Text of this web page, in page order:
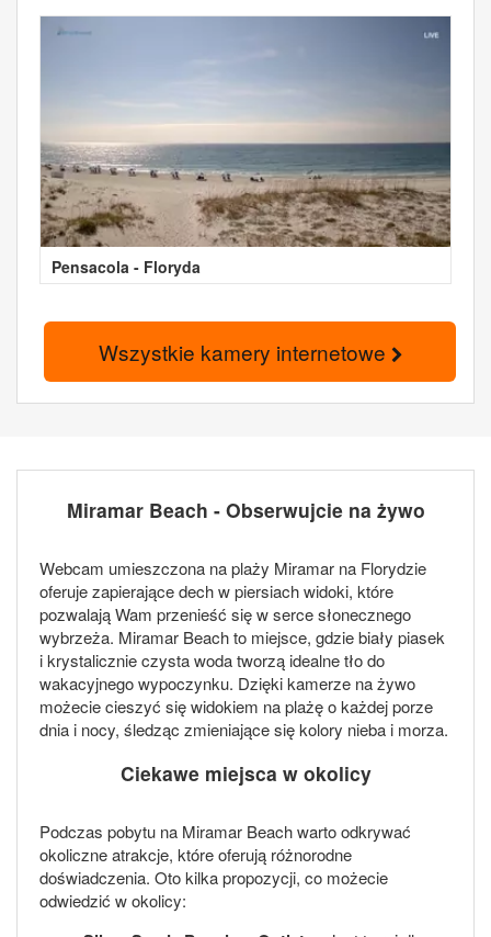
Pensacola - Floryda
Wszystkie kamery internetowe
Miramar Beach - Obserwujcie na żywo
Webcam umieszczona na plaży Miramar na Florydzie
oferuje zapierające dech w piersiach widoki, które
pozwalają Wam przenieść się w serce słonecznego
wybrzeża. Miramar Beach to miejsce, gdzie biały piasek
i krystalicznie czysta woda tworzą idealne tło do
wakacyjnego wypoczynku. Dzięki kamerze na żywo
możecie cieszyć się widokiem na plażę o każdej porze
dnia i nocy, śledząc zmieniające się kolory nieba i morza.
Ciekawe miejsca w okolicy
Podczas pobytu na Miramar Beach warto odkrywać
okoliczne atrakcje, które oferują różnorodne
doświadczenia. Oto kilka propozycji, co możecie
odwiedzić w okolicy: